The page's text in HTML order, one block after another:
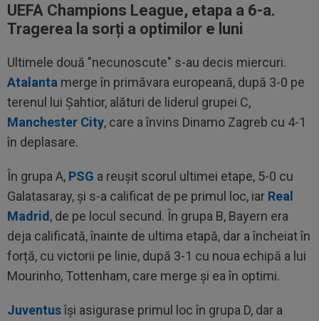
UEFA Champions League, etapa a 6-a.
Tragerea la sorți a optimilor e luni
Ultimele două "necunoscute" s-au decis miercuri.
Atalanta merge în primăvara europeană, după 3-0 pe
terenul lui Șahtior, alături de liderul grupei C,
Manchester City, care a învins Dinamo Zagreb cu 4-1
în deplasare.
În grupa A, PSG a reușit scorul ultimei etape, 5-0 cu
Galatasaray, și s-a calificat de pe primul loc, iar Real
Madrid, de pe locul secund. În grupa B, Bayern era
deja calificată, înainte de ultima etapă, dar a încheiat în
forță, cu victorii pe linie, după 3-1 cu noua echipă a lui
Mourinho, Tottenham, care merge și ea în optimi.
Juventusîşi asigurase primul loc în grupa D, dar a